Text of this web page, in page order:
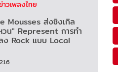
วเพลงไทย
Mousses ส่งซิงเกิล
วน" Represent การทำ
ง Rock แบบ Local
216